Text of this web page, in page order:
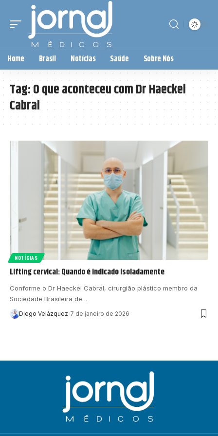
Home Brasil Notícias Saúde Sobre Nós
Tag:O que aconteceu com Dr Haeckel
Cabral
NOTÍCIAS
Lifting cervical: Quando é indicado isoladamente
Conforme o Dr Haeckel Cabral, cirurgião plástico membro da
Sociedade Brasileira de…
Diego Velázquez 7 de janeiro de 2026